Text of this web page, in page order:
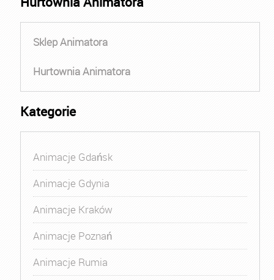
Sklep Animatora
Hurtownia Animatora
Kategorie
Animacje Gdańsk
Animacje Gdynia
Animacje Kraków
Animacje Poznań
Animacje Rumia